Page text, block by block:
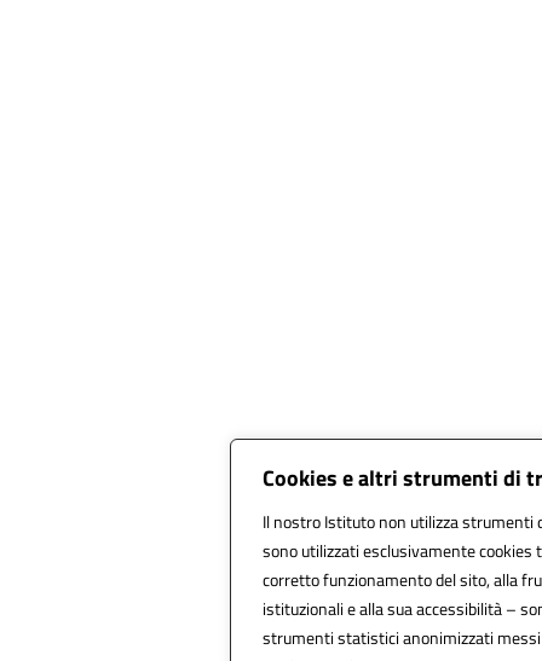
Cookies e altri strumenti di
Il nostro Istituto non utilizza strumenti
sono utilizzati esclusivamente cookies
corretto funzionamento del sito, alla
istituzionali e alla sua accessibilità –
strumenti statistici anonimizzati messi